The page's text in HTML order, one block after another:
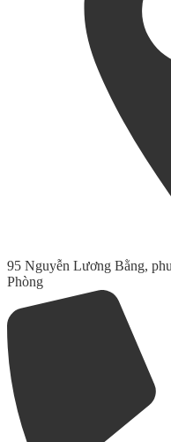
95 Nguyễn Lương Bằng,
Phòng